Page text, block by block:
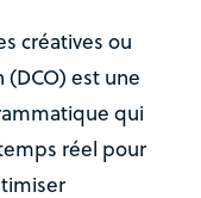
créatives ou
est une
qui
réel pour